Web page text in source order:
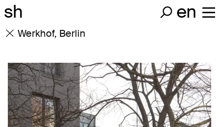
sh en
Werkhof, Berlin